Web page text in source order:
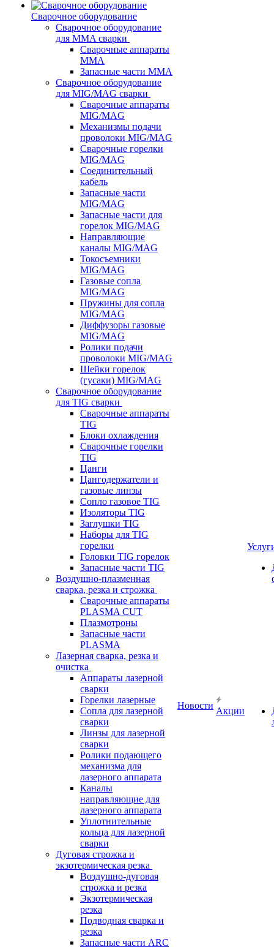
Сварочное оборудование
Сварочное оборудование
для MMA сварки
Сварочные аппараты
MMA
Запасные части MMA
Сварочное оборудование
для MIG/MAG сварки
Сварочные аппараты
MIG/MAG
Механизмы подачи
проволоки MIG/MAG
Сварочные горелки
MIG/MAG
Соединительный
кабель
Запасные части
MIG/MAG
Запасные части для
горелок MIG/MAG
Направляющие
каналы MIG/MAG
Токосъемники
MIG/MAG
Газовые сопла
MIG/MAG
Пружины для сопла
MIG/MAG
Диффузоры газовые
MIG/MAG
Ролики подачи
проволоки MIG/MAG
Шейки горелок
(гусаки) MIG/MAG
Сварочное оборудование
для TIG сварки
Сварочные аппараты
TIG
Блоки охлаждения
Сварочные горелки
TIG
Цанги
Цангодержатели и
газовые линзы
Сопло газовое TIG
Изоляторы TIG
Заглушки TIG
Наборы для TIG
горелки
Головки TIG горелок
Запасные части TIG
Воздушно-плазменная
сварка, резка и строжка
Сварочные аппараты
PLASMA CUT
Плазмотроны
Запасные части
PLASMA
Лазерная сварка, резка и
очистка
Аппараты лазерной
сварки
Горелки лазерные
Сопла для лазерной
сварки
Линзы для лазерной
сварки
Ролики подающего
механизма для
лазерного аппарата
Каналы
направляющие для
лазерного аппарата
Уплотнительные
кольца для лазерной
сварки
Дуговая строжка и
экзотермическая резка
Воздушно-дуговая
строжка и резка
Экзотермическая
резка
Подводная сварка и
резка
Запасные части ARC
Новости
Акции